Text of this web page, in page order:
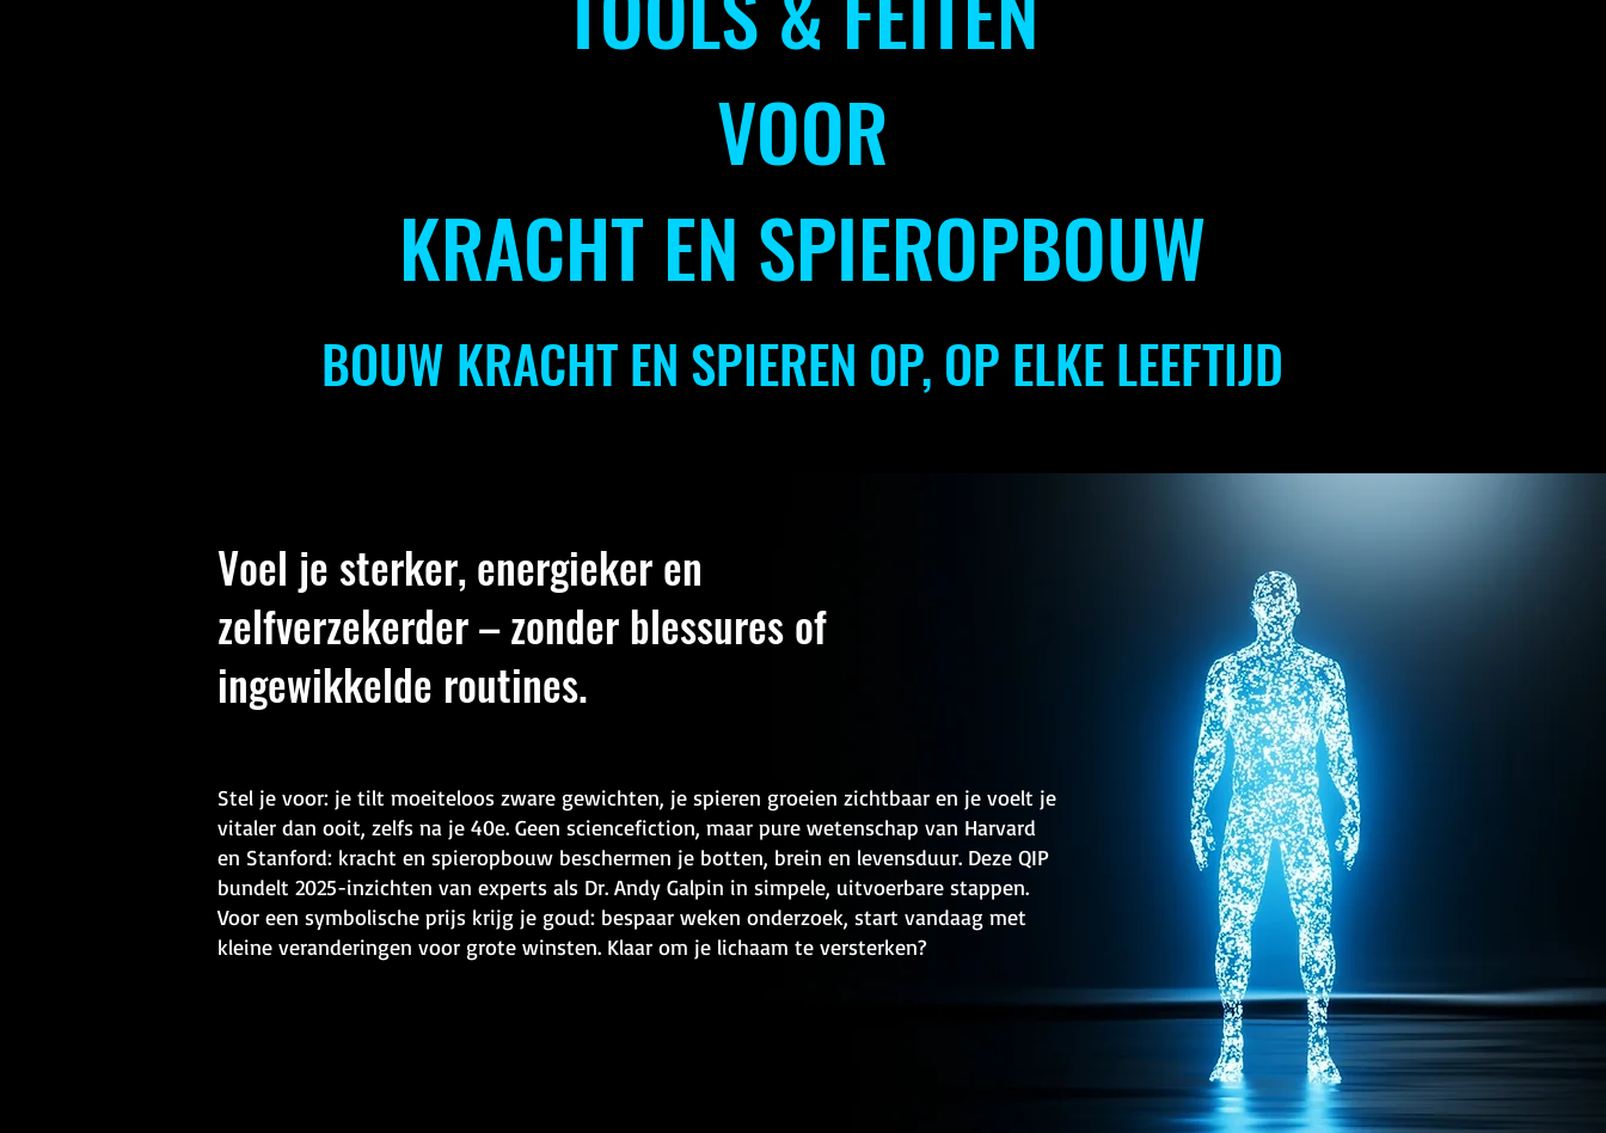
VOOR
KRACHT EN SPIEROPBOUW
BOUW KRACHT EN SPIEREN OP, OP ELKE LEEFTIJD
Voel je sterker, energieker en
zelfverzekerder – zonder blessures of
ingewikkelde routines.
Stel je voor: je tilt moeiteloos zware gewichten, je spieren groeien zichtbaar en je voelt je
vitaler dan ooit, zelfs na je 40e. Geen sciencefiction, maar pure wetenschap van Harvard
en Stanford: kracht en spieropbouw beschermen je botten, brein en levensduur. Deze QIP
bundelt 2025-inzichten van experts als Dr. Andy Galpin in simpele, uitvoerbare stappen.
Voor een symbolische prijs krijg je goud: bespaar weken onderzoek, start vandaag met
kleine veranderingen voor grote winsten. Klaar om je lichaam te versterken?